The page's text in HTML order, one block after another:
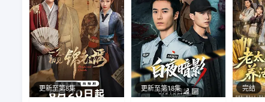
更新至第8集 更新至第18集 完结